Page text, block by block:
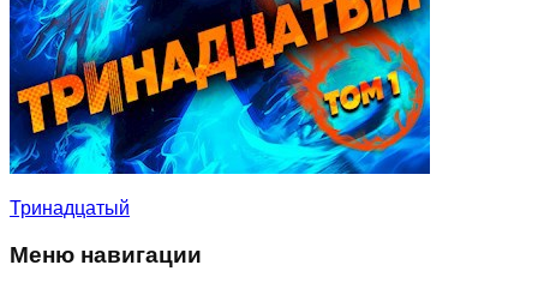
Тринадцатый
Меню навигации